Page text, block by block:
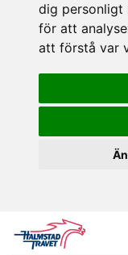
dig personligt
för att
att förstå var